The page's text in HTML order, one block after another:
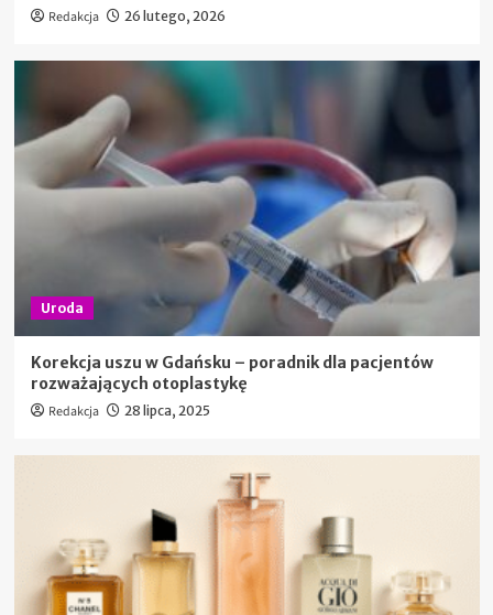
Redakcja 26 lutego, 2026
Uroda
Korekcja uszu w Gdańsku – poradnik dla pacjentów
rozważających otoplastykę
Redakcja 28 lipca, 2025